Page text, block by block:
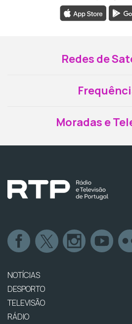
Redes de
Moradas e
NOTÍCIAS
DESPORTO
TELEVISÃO
RÁDIO